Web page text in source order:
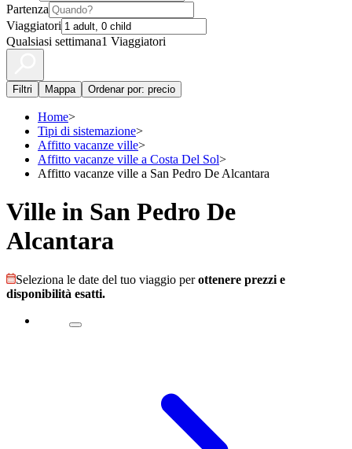
Partenza
Viaggiatori
Qualsiasi settimana1 Viaggiatori
Filtri Mappa Ordenar por: precio
Home>
Tipi di sistemazione>
Affitto vacanze ville>
Affitto vacanze ville a Costa Del Sol>
Affitto vacanze ville a San Pedro De Alcantara
Ville in San Pedro De
Alcantara
Seleziona le date del tuo viaggio perottenere prezzi e
disponibilità esatti.